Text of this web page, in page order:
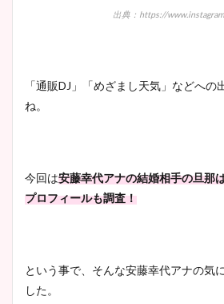
出典：https://
「通販DJ」「めざまし天気」などへの
ね。
今回は安藤幸代アナの結婚相手の旦那
プロフィールも調査！
という事で、そんな安藤幸代アナの気
した。